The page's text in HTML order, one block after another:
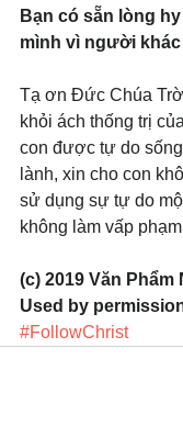
Bạn có sẵn lòng
mình vì người
Tạ ơn Đức Chúa
khỏi ách thống trị
con được tự do
lành, xin cho con
sử dụng sự tự do
không làm vấp
(c) 2019 Văn Phẩm
Used by
#FollowChrist